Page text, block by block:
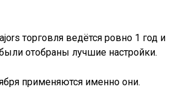
торговля ведётся ровно 1 год и
отобраны лучшие настройки.
применяются именно они.